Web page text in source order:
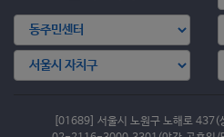
[01689] 서울시 노원구 노해로